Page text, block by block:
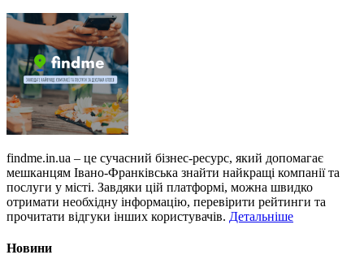
findme.in.ua – це сучасний бізнес-ресурс, який допомагає
мешканцям Івано-Франківська знайти найкращі компанії та
послуги у місті. Завдяки цій платформі, можна швидко
отримати необхідну інформацію, перевірити рейтинги та
прочитати відгуки інших користувачів. Детальніше
Новини